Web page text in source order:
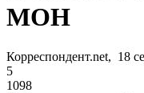
МОН
Корреспондент.net, 18
5
1098